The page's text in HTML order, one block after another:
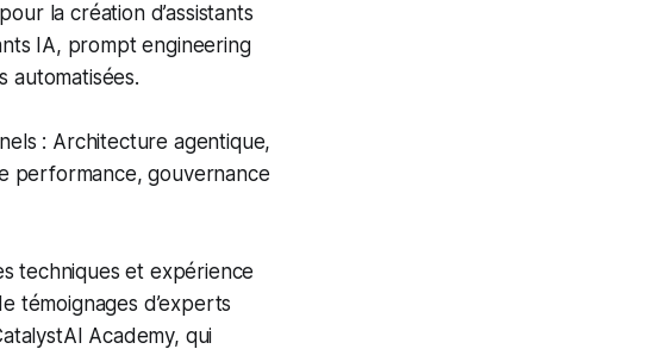
la création d’assistants
IA, prompt engineering
automatisées.
: Architecture agentique,
performance, gouvernance
techniques et expérience
témoignages d’experts
Academy, qui